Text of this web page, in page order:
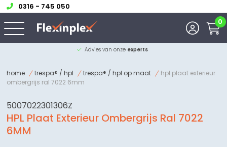
0316 - 745 050
0
Advies van onze experts
home trespa® / hpl trespa® / hpl op maat
hpl plaat exterieur
ombergrijs ral 7022 6mm
5007022301306Z
HPL Plaat Exterieur Ombergrijs Ral 7022
6MM